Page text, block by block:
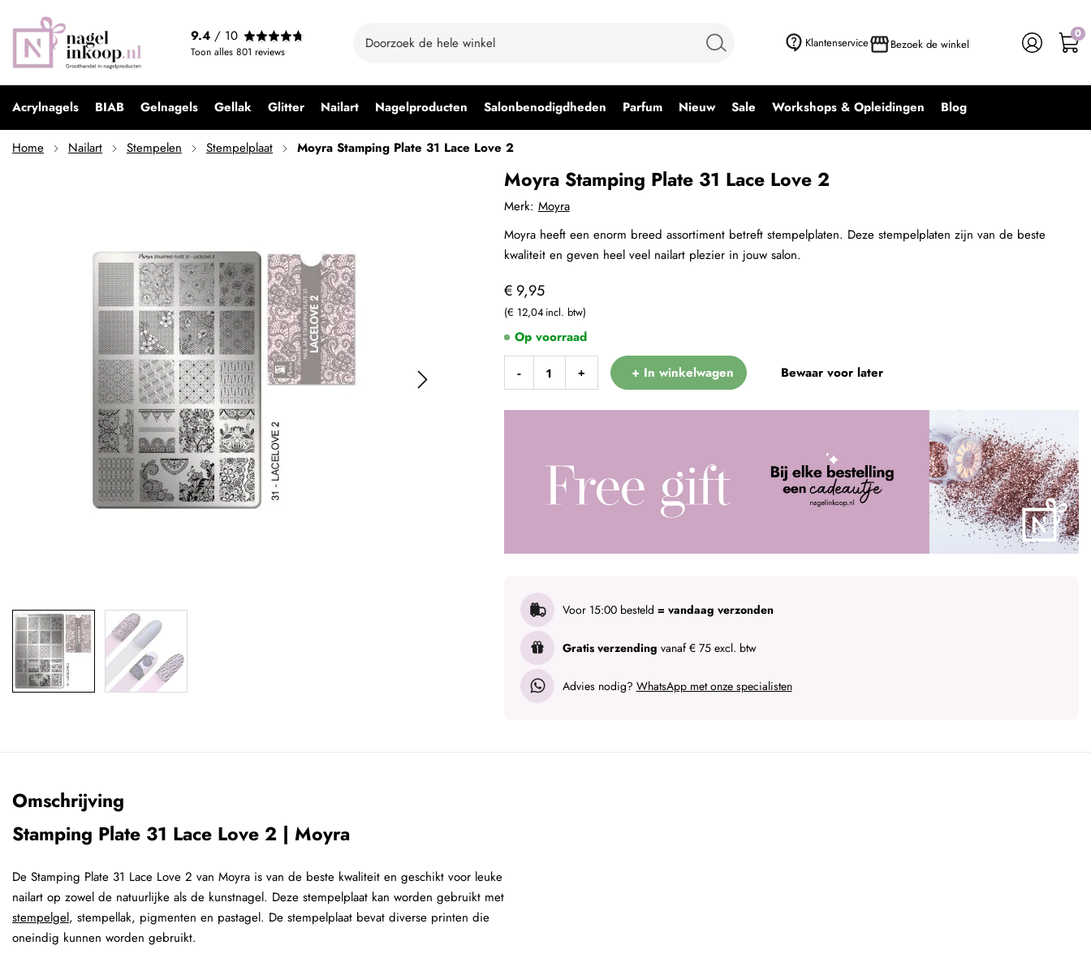
Klantenservice Bezoek de winkel
9.4 / 10
Toon alles 801 reviews
0
Acrylnagels BIAB Gelnagels Gellak Glitter Nailart Nagelproducten Salonbenodigdheden Parfum Nieuw Sale Workshops & Opleidingen Blog
Home Nailart Stempelen Stempelplaat Moyra Stamping Plate 31 Lace Love 2
Moyra Stamping Plate 31 Lace Love 2
€ 9,95
€ 12,04
Moyra Stamping Plate 31 Lace Love 2
€ 9,95
+ In winkelwagen
- + + In winkelwagen Bewaar voor later
Merk: Moyra
Voor 15:00 besteld = vandaag verzonden
Gratis verzending vanaf € 75 excl. btw
Advies nodig? WhatsApp met onze specialisten
Op voorraad
Moyra heeft een enorm breed assortiment betreft stempelplaten. Deze stempelplaten zijn van de beste
kwaliteit en geven heel veel nailart plezier in jouw salon.
Omschrijving
Stamping Plate 31 Lace Love 2 | Moyra
De Stamping Plate 31 Lace Love 2 van Moyra is van de beste kwaliteit en geschikt voor leuke
nailart op zowel de natuurlijke als de kunstnagel. Deze stempelplaat kan worden gebruikt met
stempelgel, stempellak, pigmenten en pastagel. De stempelplaat bevat diverse printen die
oneindig kunnen worden gebruikt.